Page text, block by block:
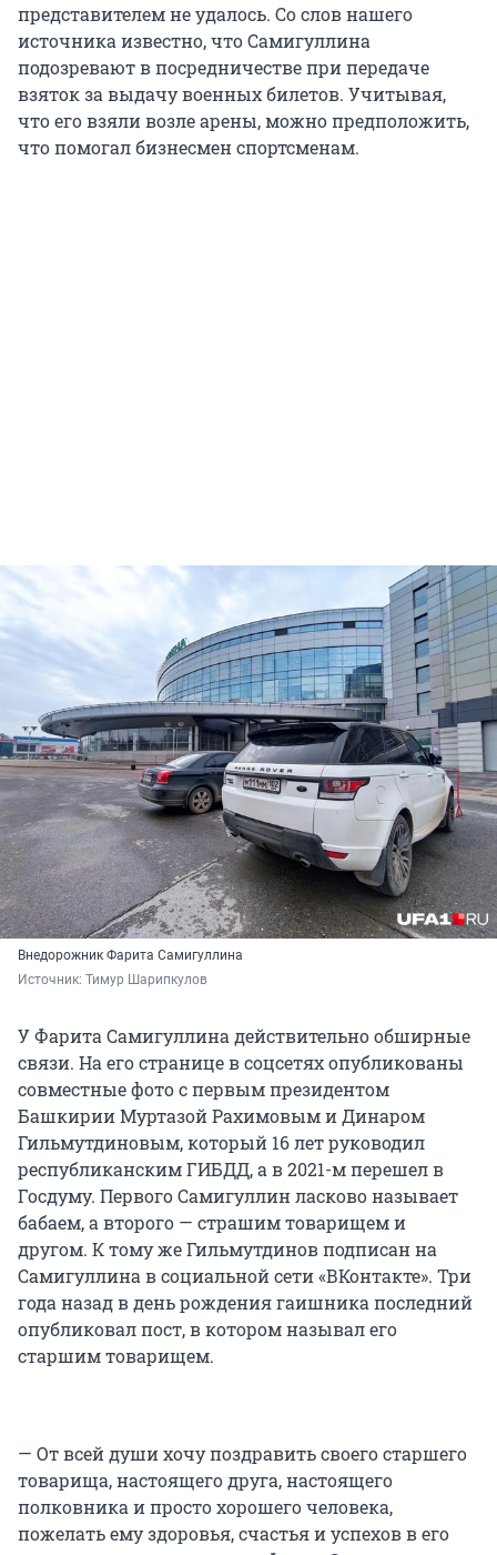
представителем не удалось. Со слов нашего
источника известно, что Самигуллина
подозревают в посредничестве при передаче
взяток за выдачу военных билетов. Учитывая,
что его взяли возле арены, можно предположить,
что помогал бизнесмен спортсменам.
Внедорожник Фарита Самигуллина
Источник: Тимур Шарипкулов
У Фарита Самигуллина действительно обширные
связи. На его странице в соцсетях опубликованы
совместные фото с первым президентом
Башкирии Муртазой Рахимовым и Динаром
Гильмутдиновым, который 16 лет руководил
республиканским ГИБДД, а в 2021-м перешел в
Госдуму. Первого Самигуллин ласково называет
бабаем, а второго — страшим товарищем и
другом. К тому же Гильмутдинов подписан на
Самигуллина в социальной сети «ВКонтакте». Три
года назад в день рождения гаишника последний
опубликовал пост, в котором называл его
старшим товарищем.
— От всей души хочу поздравить своего старшего
товарища, настоящего друга, настоящего
полковника и просто хорошего человека,
пожелать ему здоровья, счастья и успехов в его